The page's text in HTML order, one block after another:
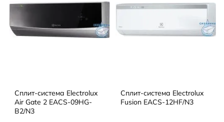
Сплит-система Electrolux
Air Gate 2 EACS-09HG-
B2/N3
Сплит-система Electrolux
Fusion EACS-12HF/N3